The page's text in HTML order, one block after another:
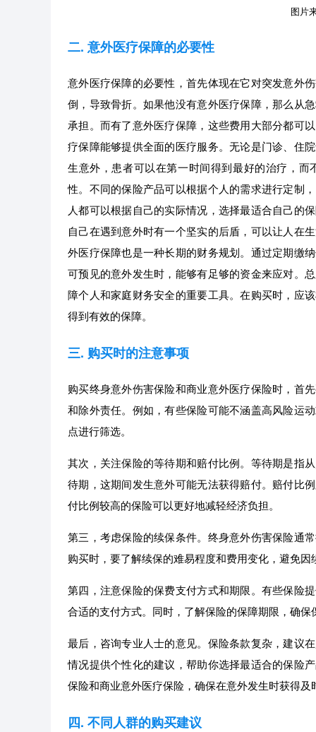
图片
二. 意外医疗保障的必要性
意外医疗保障的必要性，首先体现在它对突发意外
倒，导致骨折。如果他没有意外医疗保障，那么从
承担。而有了意外医疗保障，这些费用大部分都可
疗保障能够提供全面的医疗服务。无论是门诊、住
生意外，患者可以在第一时间得到最好的治疗，
性。不同的保险产品可以根据个人的需求进行定制
人都可以根据自己的实际情况，选择最适合自己的
自己在遇到意外时有一个坚实的后盾，可以让人在
外医疗保障也是一种长期的财务规划。通过定期缴
可预见的意外发生时，能够有足够的资金来应对。
障个人和家庭财务安全的重要工具。在购买时，应
得到有效的保障。
三. 购买时的注意事项
购买终身意外伤害保险和商业意外医疗保险时，首
和除外责任。例如，有些保险可能不涵盖高风险运
点进行筛选。
其次，关注保险的等待期和赔付比例。等待期是指
待期，这期间发生意外可能无法获得赔付。赔付比
付比例较高的保险可以更好地减轻经济负担。
第三，考虑保险的续保条件。终身意外伤害保险通
购买时，要了解续保的难易程度和费用变化，避免
第四，注意保险的保费支付方式和期限。有些保险
合适的支付方式。同时，了解保险的保障期限，确
最后，咨询专业人士的意见。保险条款复杂，建议
情况提供个性化的建议，帮助你选择最适合的保险
保险和商业意外医疗保险，确保在意外发生时获得及
四. 不同人群的购买建议